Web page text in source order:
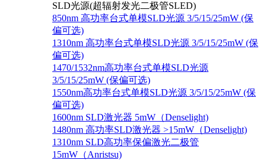
SLD光源(超辐射发光二极管SLED)
850nm 高功率台式单模SLD光源 3/5/15/25mW (保
偏可选)
1310nm 高功率台式单模SLD光源 3/5/15/25mW (保
偏可选)
1470/1532nm高功率台式单模SLD光源
3/5/15/25mW (保偏可选)
1550nm高功率台式单模SLD光源 3/5/15/25mW (保
偏可选)
1600nm SLD激光器 5mW（Denselight)
1480nm 高功率SLD激光器 >15mW（Denselight)
1310nm SLD高功率保偏激光二极管
15mW（Anristsu)